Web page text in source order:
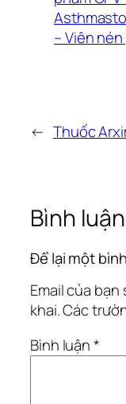
– Viên
← Thuốc
Bình luận
Để lại một
Email của
khai.Các
Bình luận*